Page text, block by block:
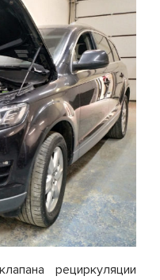
рециркуляции